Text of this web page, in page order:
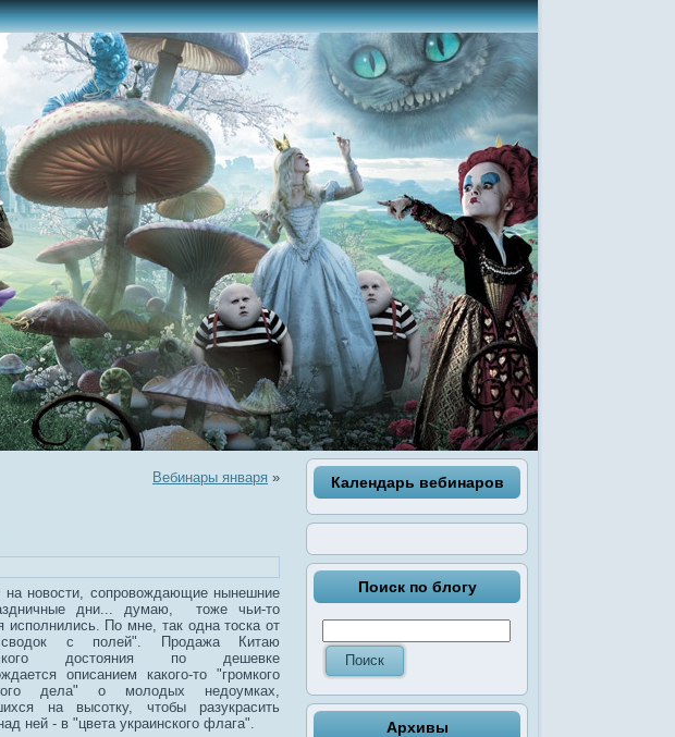
Вебинары января »
новости, сопровождающие нынешние
дни... думаю, тоже чьи-то
исполнились. По мне, так одна тоска от
с полей". Продажа Китаю
достояния по дешевке
описанием какого-то "громкого
дела" о молодых недоумках,
на высотку, чтобы разукрасить
ней - в "цвета украинского флага".
Календарь вебинаров
Поиск по блогу
Архивы